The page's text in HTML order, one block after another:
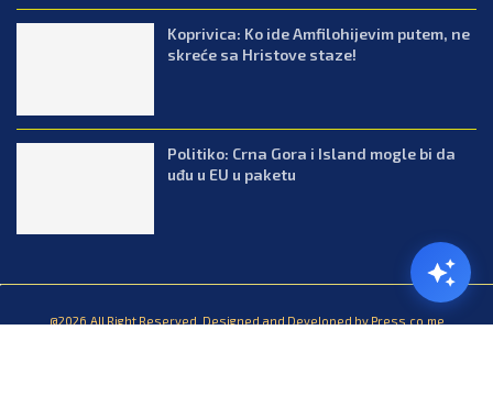
Koprivica: Ko ide Amfilohijevim putem, ne
skreće sa Hristove staze!
Politiko: Crna Gora i Island mogle bi da
uđu u EU u paketu
@2026.All Right Reserved. Designed and Developed by Press.co.me